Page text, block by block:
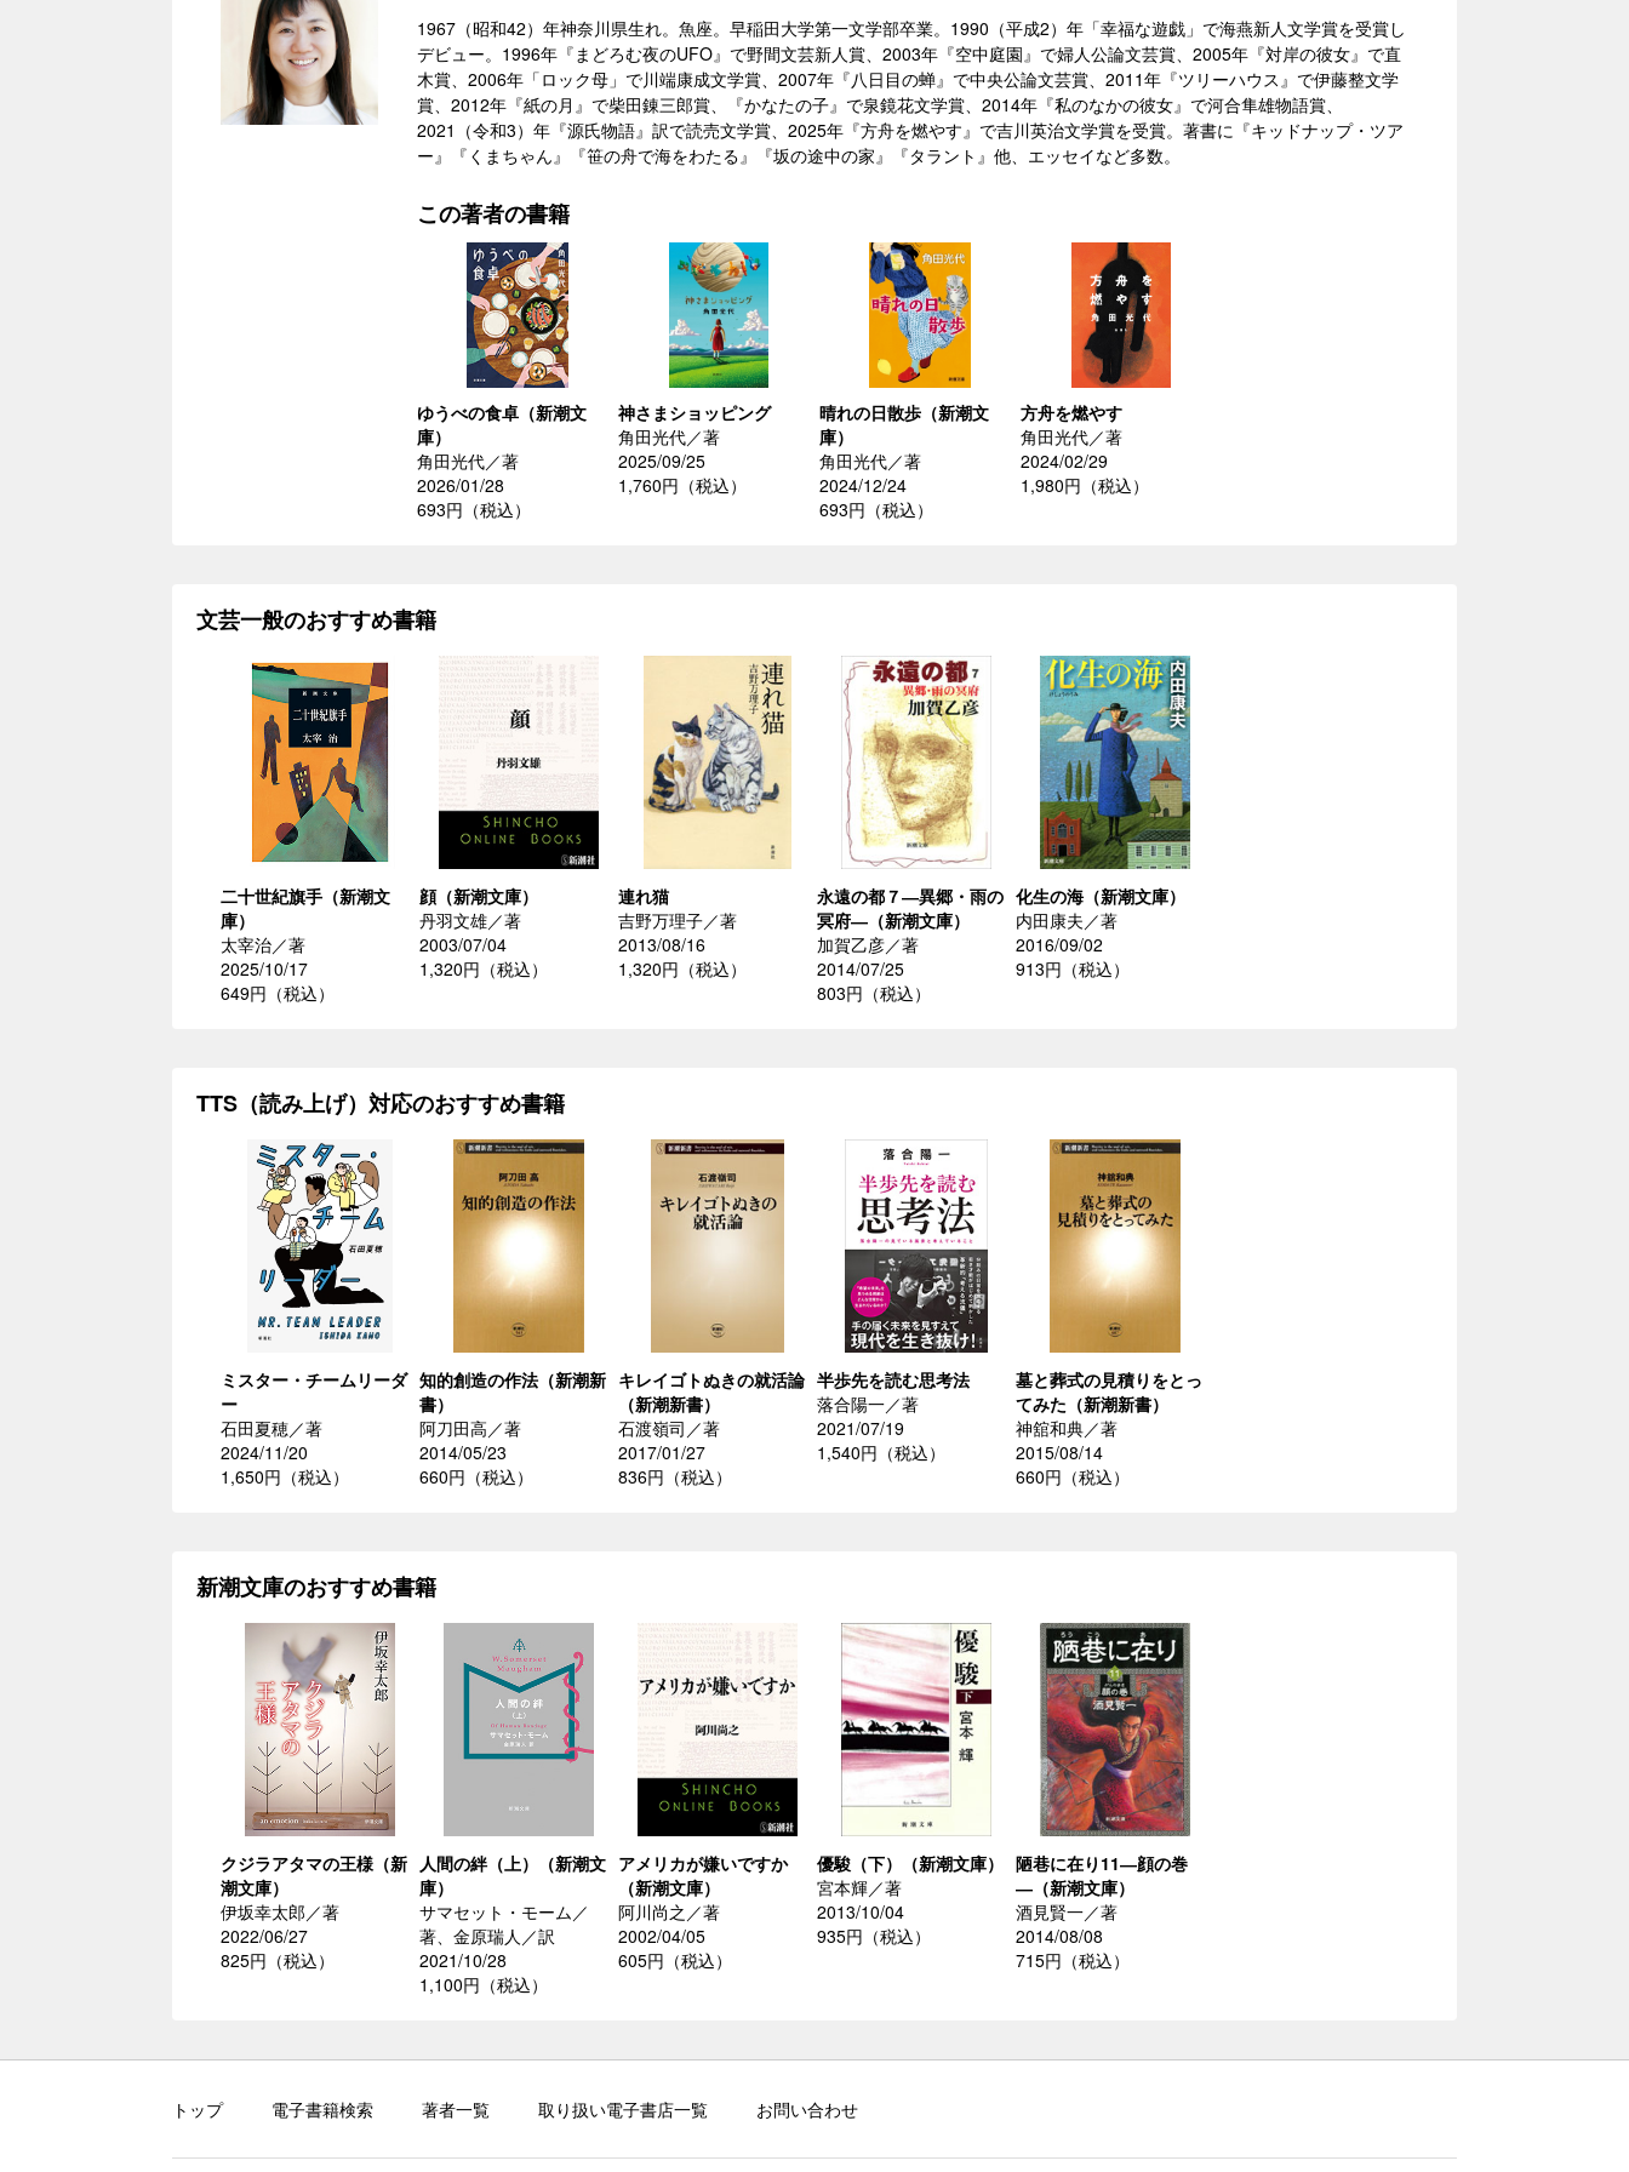
1967（昭和42）年神奈川県生れ。魚座。早稲田大学第一文学部卒業。1990（平成2）年「幸福な遊戯」で海燕新人文学賞を受賞し
デビュー。1996年『まどろむ夜のUFO』で野間文芸新人賞、2003年『空中庭園』で婦人公論文芸賞、2005年『対岸の彼女』で直
木賞、2006年「ロック母」で川端康成文学賞、2007年『八日目の蝉』で中央公論文芸賞、2011年『ツリーハウス』で伊藤整文学
賞、2012年『紙の月』で柴田錬三郎賞、『かなたの子』で泉鏡花文学賞、2014年『私のなかの彼女』で河合隼雄物語賞、
2021（令和3）年『源氏物語』訳で読売文学賞、2025年『方舟を燃やす』で吉川英治文学賞を受賞。著書に『キッドナップ・ツア
ー』『くまちゃん』『笹の舟で海をわたる』『坂の途中の家』『タラント』他、エッセイなど多数。
この著者の書籍
ゆうべの食卓（新潮文
庫）
角田光代／著
2026/01/28
693円（税込）
神さまショッピング
角田光代／著
2025/09/25
1,760円（税込）
晴れの日散歩（新潮文
庫）
角田光代／著
2024/12/24
693円（税込）
方舟を燃やす
角田光代／著
2024/02/29
1,980円（税込）
文芸一般のおすすめ書籍
二十世紀旗手（新潮文
庫）
太宰治／著
2025/10/17
649円（税込）
顔（新潮文庫）
丹羽文雄／著
2003/07/04
1,320円（税込）
連れ猫
吉野万理子／著
2013/08/16
1,320円（税込）
永遠の都７―異郷・雨の
冥府―（新潮文庫）
加賀乙彦／著
2014/07/25
803円（税込）
化生の海（新潮文庫）
内田康夫／著
2016/09/02
913円（税込）
TTS（読み上げ）対応のおすすめ書籍
ミスター・チームリーダ
ー
石田夏穂／著
2024/11/20
1,650円（税込）
知的創造の作法（新潮新
書）
阿刀田高／著
2014/05/23
660円（税込）
キレイゴトぬきの就活論
（新潮新書）
石渡嶺司／著
2017/01/27
836円（税込）
半歩先を読む思考法
落合陽一／著
2021/07/19
1,540円（税込）
墓と葬式の見積りをとっ
てみた（新潮新書）
神舘和典／著
2015/08/14
660円（税込）
新潮文庫のおすすめ書籍
クジラアタマの王様（新
潮文庫）
伊坂幸太郎／著
2022/06/27
825円（税込）
人間の絆（上）（新潮文
庫）
サマセット・モーム／
著、金原瑞人／訳
2021/10/28
1,100円（税込）
アメリカが嫌いですか
（新潮文庫）
阿川尚之／著
2002/04/05
605円（税込）
優駿（下）（新潮文庫）
宮本輝／著
2013/10/04
935円（税込）
陋巷に在り11―顔の巻
―（新潮文庫）
酒見賢一／著
2014/08/08
715円（税込）
トップ 電子書籍検索 著者一覧 取り扱い電子書店一覧 お問い合わせ